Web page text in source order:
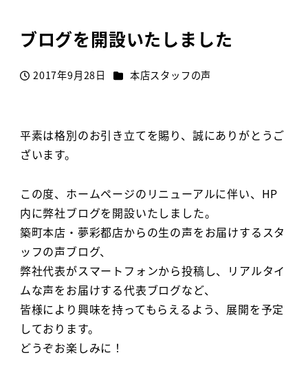
ブログを開設いたしました
投稿日
2017年9月28日 カテゴリー
本店スタッフの声
平素は格別のお引き立てを賜り、誠にありがとうご
ざいます。
この度、ホームページのリニューアルに伴い、HP
内に弊社ブログを開設いたしました。
築町本店・夢彩都店からの生の声をお届けするスタ
ッフの声ブログ、
弊社代表がスマートフォンから投稿し、リアルタイ
ムな声をお届けする代表ブログなど、
皆様により興味を持ってもらえるよう、展開を予定
しております。
どうぞお楽しみに！